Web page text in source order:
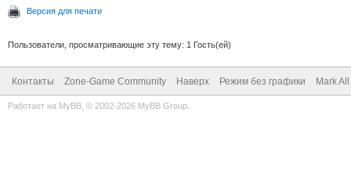
Версия для печати
Пользователи, просматривающие эту тему: 1 Гость(ей)
Контакты Zone-Game Community Наверх Режим без графики Mark
Работает на MyBB , © 2002-2026 MyBB Group